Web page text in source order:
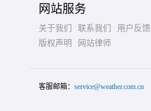
网站服务
关于我们 联系我们
用户反馈
版权声明
网站律师
客服邮箱： service@weather.com.cn